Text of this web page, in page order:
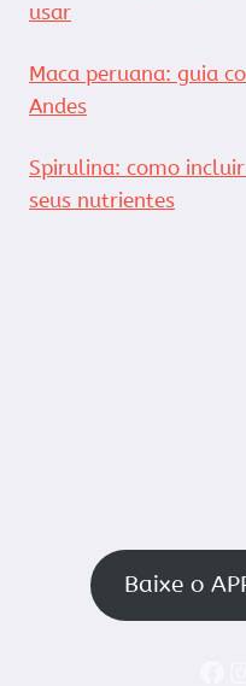
usar
Maca peruana: guia
Andes
Spirulina: como
seus nutrientes
Baixe o